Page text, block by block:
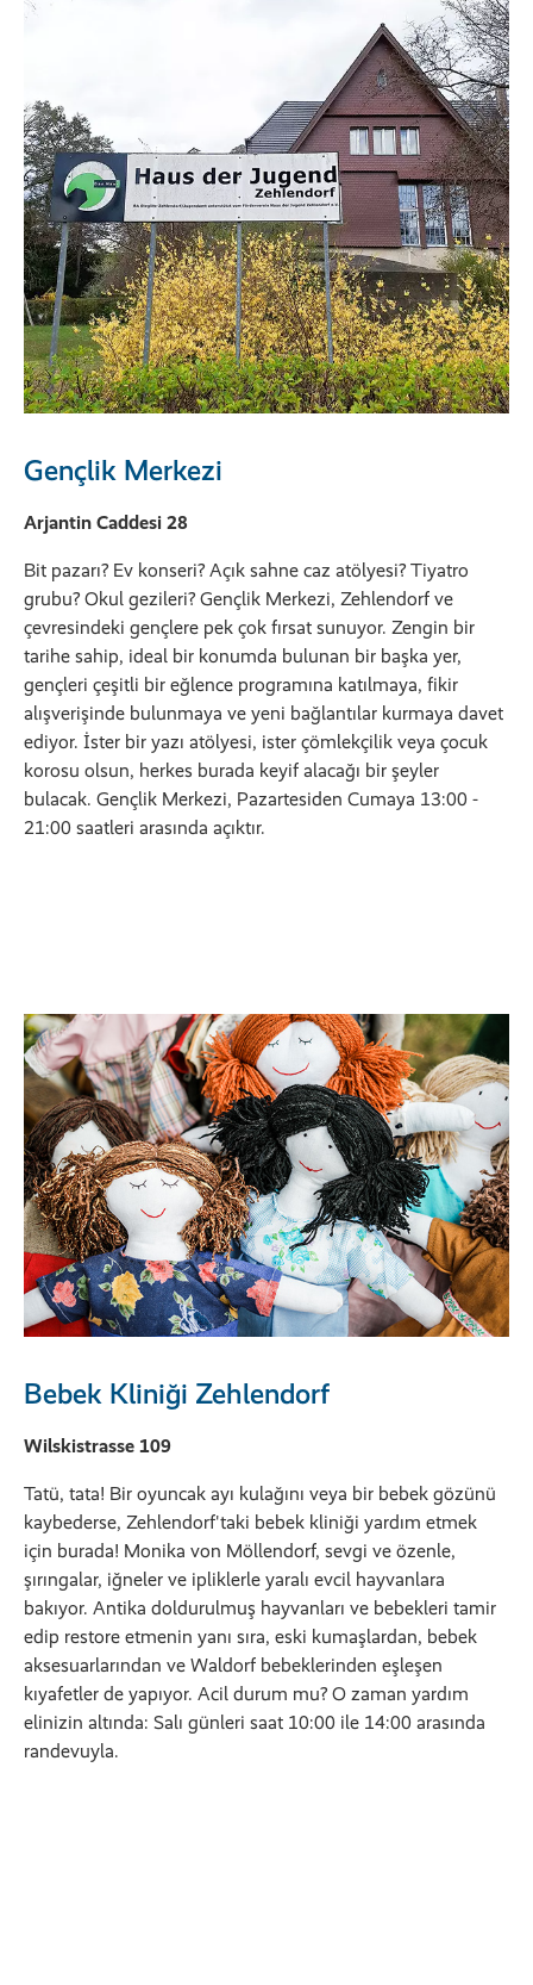
Gençlik Merkezi
Arjantin Caddesi 28
Bit pazarı? Ev konseri? Açık sahne caz atölyesi? Tiyatro
grubu? Okul gezileri? Gençlik Merkezi, Zehlendorf ve
çevresindeki gençlere pek çok fırsat sunuyor. Zengin bir
tarihe sahip, ideal bir konumda bulunan bir başka yer,
gençleri çeşitli bir eğlence programına katılmaya, fikir
alışverişinde bulunmaya ve yeni bağlantılar kurmaya davet
ediyor. İster bir yazı atölyesi, ister çömlekçilik veya çocuk
korosu olsun, herkes burada keyif alacağı bir şeyler
bulacak. Gençlik Merkezi, Pazartesiden Cumaya 13:00 -
21:00 saatleri arasında açıktır.
Bebek Kliniği Zehlendorf
Wilskistrasse 109
Tatü, tata! Bir oyuncak ayı kulağını veya bir bebek gözünü
kaybederse, Zehlendorf'taki bebek kliniği yardım etmek
için burada! Monika von Möllendorf, sevgi ve özenle,
şırıngalar, iğneler ve ipliklerle yaralı evcil hayvanlara
bakıyor. Antika doldurulmuş hayvanları ve bebekleri tamir
edip restore etmenin yanı sıra, eski kumaşlardan, bebek
aksesuarlarından ve Waldorf bebeklerinden eşleşen
kıyafetler de yapıyor. Acil durum mu? O zaman yardım
elinizin altında: Salı günleri saat 10:00 ile 14:00 arasında
randevuyla.